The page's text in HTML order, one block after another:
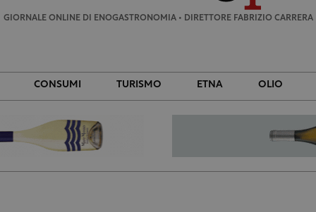
GIORNALE ONLINE DI ENOGASTRONOMIA • DIRETTORE FABRIZIO CARRERA
CONSUMI TURISMO ETNA OLIO